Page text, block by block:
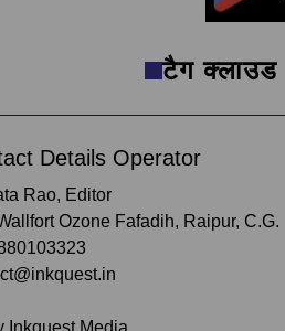
टैग क्लाउड
Details Operator
Rao, Editor
Ozone Fafadih, Raipur, C.G.
Inkquest Media